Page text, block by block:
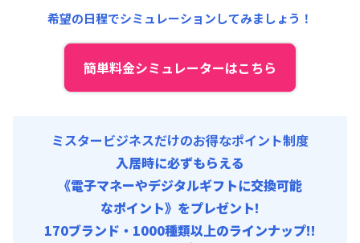
希望の日程でシミュレーションしてみましょう！
簡単料金シミュレーターはこちら
ミスタービジネスだけのお得なポイント制度
入居時に必ずもらえる
《電子マネーやデジタルギフトに交換可能
なポイント》をプレゼント!
170ブランド・1000種類以上のラインナップ!!